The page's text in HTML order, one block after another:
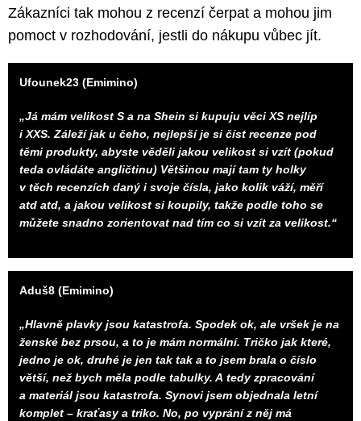
Zákazníci tak mohou z recenzí čerpat a mohou jim
pomoct v rozhodování, jestli do nákupu vůbec jít.
Ufounek23 (Emimino)
„Já mám velikost S a na Shein si kupuju věci XS nejlíp
i XXS. Záleží jak u čeho, nejlepší je si číst recenze pod
těmi produkty, abyste věděli jakou velikost si vzít (pokud
teda ovládáte angličtinu) Většinou mají tam ty holky
v těch recenzích daný i svoje čísla, jako kolik váží, měří
atd atd, a jakou velikost si koupily, takže podle toho se
můžete snadno zorientovat nad tím co si vzít za velikost.“
Aduš8 (Emimino)
„Hlavně plavky jsou katastrofa. Spodek ok, ale vršek je na
ženské bez prsou, a to je mám normální. Tričko jak které,
jedno je ok, druhé je jen tak tak a to jsem brala o číslo
větší, než bych měla podle tabulky. A tedy zpracování
a materiál jsou katastrofa. Synovi jsem objednala letní
komplet – kraťasy a triko. No, po vyprání z něj má